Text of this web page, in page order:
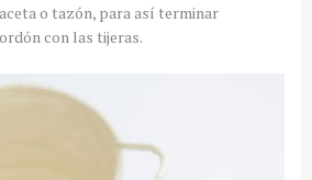
o tazón, para así terminar
con las tijeras.